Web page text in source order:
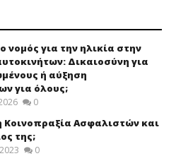
νομός για την ηλικία στην
Δικαιοσύνη για
ή αύξηση
για όλους;
0
Κοινοπραξία Ασφαλιστών και
της;
0